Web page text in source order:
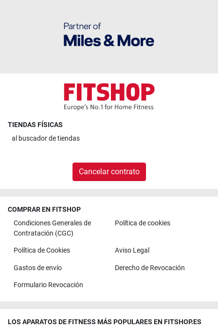
TIENDAS FÍSICAS
al buscador de tiendas
Cancelar contrato
COMPRAR EN FITSHOP
Condiciones Generales de
Contratación (CGC)
Política de cookies
Política de Cookies Aviso Legal
Gastos de envío Derecho de Revocación
Formulario Revocación
LOS APARATOS DE FITNESS MÁS POPULARES EN FITSHOP.ES